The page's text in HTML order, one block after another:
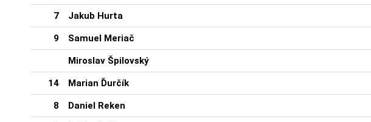
7 Jakub Hurta
9 Samuel Meriač
Miroslav Špilovský
14 Marian Ďurčík
8 Daniel Reken